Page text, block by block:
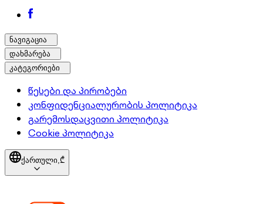
ნავიგაცია
დახმარება
კატეგორიები
წესები და პირობები
კონფიდენციალურობის პოლიტიკა
გარემოსდაცვითი პოლიტიკა
Cookie პოლიტიკა
ქართული,₾